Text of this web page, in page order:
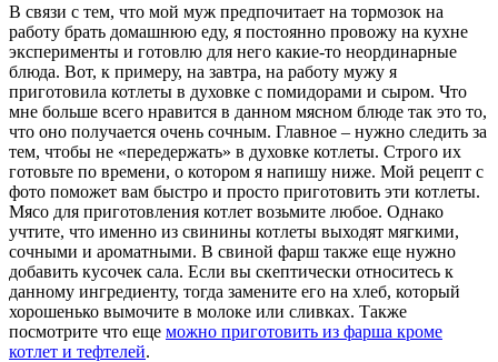
В связи с тем, что мой муж предпочитает на тормозок на
работу брать домашнюю еду, я постоянно провожу на кухне
эксперименты и готовлю для него какие-то неординарные
блюда. Вот, к примеру, на завтра, на работу мужу я
приготовила котлеты в духовке с помидорами и сыром. Что
мне больше всего нравится в данном мясном блюде так это то,
что оно получается очень сочным. Главное – нужно следить за
тем, чтобы не «передержать» в духовке котлеты. Строго их
готовьте по времени, о котором я напишу ниже. Мой рецепт с
фото поможет вам быстро и просто приготовить эти котлеты.
Мясо для приготовления котлет возьмите любое. Однако
учтите, что именно из свинины котлеты выходят мягкими,
сочными и ароматными. В свиной фарш также еще нужно
добавить кусочек сала. Если вы скептически относитесь к
данному ингредиенту, тогда замените его на хлеб, который
хорошенько вымочите в молоке или сливках. Также
посмотрите что еще можно приготовить из фарша кроме
котлет и тефтелей.